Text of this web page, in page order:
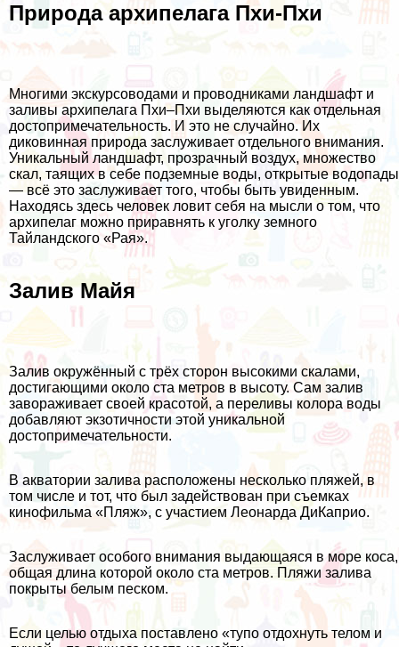
Природа архипелага Пхи-Пхи
Многими экскурсоводами и проводниками ландшафт и
заливы архипелага Пхи–Пхи выделяются как отдельная
достопримечательность. И это не случайно. Их
диковинная природа заслуживает отдельного внимания.
Уникальный ландшафт, прозрачный воздух, множество
скал, таящих в себе подземные воды, открытые водопады
— всё это заслуживает того, чтобы быть увиденным.
Находясь здесь человек ловит себя на мысли о том, что
архипелаг можно приравнять к уголку земного
Тайландского «Рая».
Залив Майя
Залив окружённый с трёх сторон высокими скалами,
достигающими около ста метров в высоту. Сам залив
завораживает своей красотой, а переливы колора воды
добавляют экзотичности этой уникальной
достопримечательности.
В акватории залива расположены несколько пляжей, в
том числе и тот, что был задействован при съемках
кинофильма «Пляж», с участием Леонарда ДиКаприо.
Заслуживает особого внимания выдающаяся в море коса,
общая длина которой около ста метров. Пляжи залива
покрыты белым песком.
Если целью отдыха поставлено «тупо отдохнуть телом и